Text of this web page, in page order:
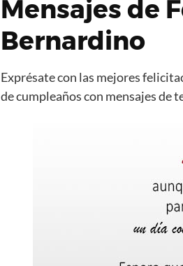
Mensajes de
Bernardino
Exprésate con las mejores
de cumpleaños con mensajes de